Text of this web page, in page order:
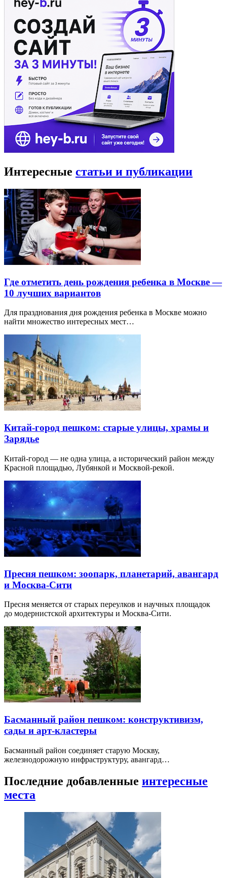
Интересные статьи и публикации
Где отметить день рождения ребенка в Москве —
10 лучших вариантов
Для празднования дня рождения ребенка в Москве можно
найти множество интересных мест…
Китай-город пешком: старые улицы, храмы и
Зарядье
Китай-город — не одна улица, а исторический район между
Красной площадью, Лубянкой и Москвой-рекой.
Пресня пешком: зоопарк, планетарий, авангард
и Москва-Сити
Пресня меняется от старых переулков и научных площадок
до модернистской архитектуры и Москва-Сити.
Басманный район пешком: конструктивизм,
сады и арт-кластеры
Басманный район соединяет старую Москву,
железнодорожную инфраструктуру, авангард…
Последние добавленные интересные
места